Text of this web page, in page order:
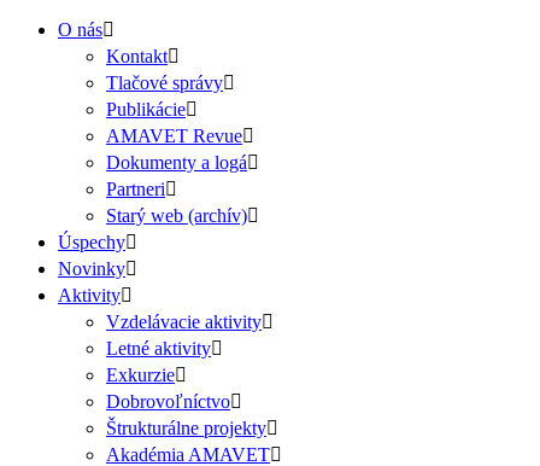
O nás
Kontakt
Tlačové správy
Publikácie
AMAVET Revue
Dokumenty a logá
Partneri
Starý web (archív)
Úspechy
Novinky
Aktivity
Vzdelávacie aktivity
Letné aktivity
Exkurzie
Dobrovoľníctvo
Štrukturálne projekty
Akadémia AMAVET